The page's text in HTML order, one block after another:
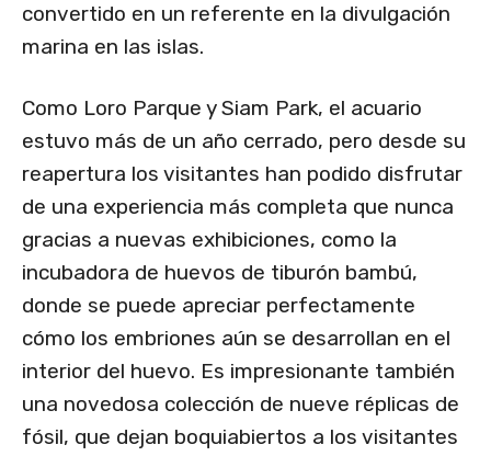
convertido en un referente en la divulgación
marina en las islas.
Como Loro Parque y Siam Park, el acuario
estuvo más de un año cerrado, pero desde su
reapertura los visitantes han podido disfrutar
de una experiencia más completa que nunca
gracias a nuevas exhibiciones, como la
incubadora de huevos de tiburón bambú,
donde se puede apreciar perfectamente
cómo los embriones aún se desarrollan en el
interior del huevo. Es impresionante también
una novedosa colección de nueve réplicas de
fósil, que dejan boquiabiertos a los visitantes